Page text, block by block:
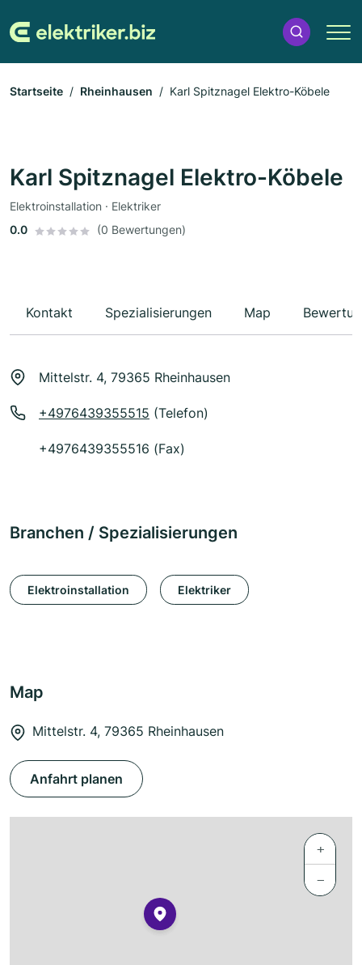
Startseite Rheinhausen Karl Spitznagel Elektro-Köbele
Karl Spitznagel Elektro-Köbele
Elektroinstallation · Elektriker
0.0
(0 Bewertungen)
Kontakt Spezialisierungen Map
Mittelstr. 4, 79365 Rheinhausen
+4976439355515 (Telefon)
+4976439355516 (Fax)
Branchen / Spezialisierungen
Elektroinstallation Elektriker
Map
Mittelstr. 4, 79365 Rheinhausen
Anfahrt planen
+
−